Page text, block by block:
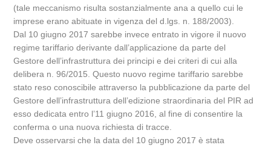
(tale meccanismo risulta sostanzialmente ana a quello cui le
imprese erano abituate in vigenza del d.lgs. n. 188/2003).
Dal 10 giugno 2017 sarebbe invece entrato in vigore il nuovo
regime tariffario derivante dall’applicazione da parte del
Gestore dell’infrastruttura dei principi e dei criteri di cui alla
delibera n. 96/2015. Questo nuovo regime tariffario sarebbe
stato reso conoscibile attraverso la pubblicazione da parte del
Gestore dell’infrastruttura dell’edizione straordinaria del PIR ad
esso dedicata entro l’11 giugno 2016, al fine di consentire la
conferma o una nuova richiesta di tracce.
Deve osservarsi che la data del 10 giugno 2017 è stata